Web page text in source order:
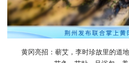
黄冈亮招：蕲艾，李时珍故里的道